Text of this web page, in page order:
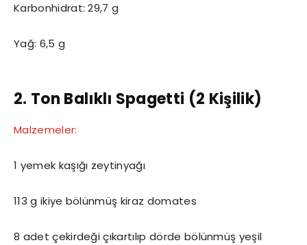
Karbonhidrat: 29,7 g
Yağ: 6,5 g
2. Ton Balıklı Spagetti (2 Kişilik)
Malzemeler:
1 yemek kaşığı zeytinyağı
113 g ikiye bölünmüş kiraz domates
8 adet çekirdeği çıkartılıp dörde bölünmüş yeşil